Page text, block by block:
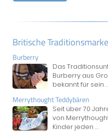
Britische
Burberry
Das
Burberry aus
bekannt für sein
Merrythought Teddybären
Seit über 70
von
Kinder jeden ...